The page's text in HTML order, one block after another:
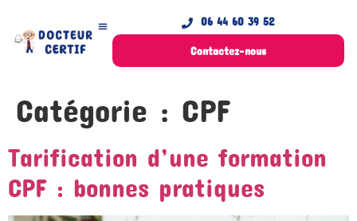
06 44 60 39 52
Contactez-nous
Catégorie : CPF
Tarification d’une formation
CPF : bonnes pratiques